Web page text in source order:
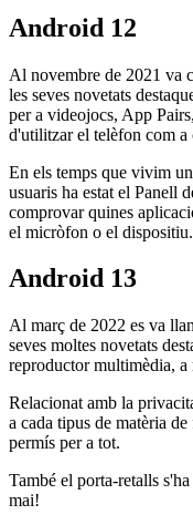
Android 12
Al novembre de 2021 va
les seves novetats
per a videojocs, App
d'utilitzar el telèfon com a
En els temps que vivim
usuaris ha estat el Panell
comprovar quines
el micròfon o el dispositiu.
Android 13
Al març de 2022 es va
seves moltes novetats
reproductor multimèdia, a
Relacionat amb la
a cada tipus de matèria
permís per a tot.
També el porta-retalls
mai!